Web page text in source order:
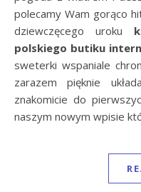
polecamy Wam gorąco
dziewczęcego uroku
polskiego butiku
sweterki wspaniale
zarazem pięknie
znakomicie do
naszym nowym wpisie